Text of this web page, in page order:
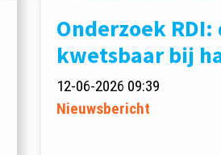
Onderzoek
kwetsbaar bij
12-06-2026 09:39
Nieuwsbericht